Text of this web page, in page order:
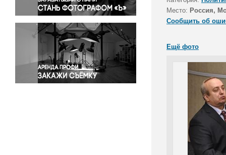
Религия
Светская жизнь
Спорт
Экология
Экономика и бизнес
Место: Россия,
Сообщить об
Ещё фото